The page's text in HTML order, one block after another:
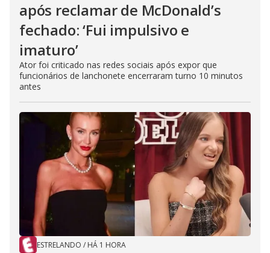
após reclamar de McDonald’s
fechado: ‘Fui impulsivo e
imaturo’
Ator foi criticado nas redes sociais após expor que
funcionários de lanchonete encerraram turno 10 minutos
antes
ESTRELANDO / HÁ 1 HORA